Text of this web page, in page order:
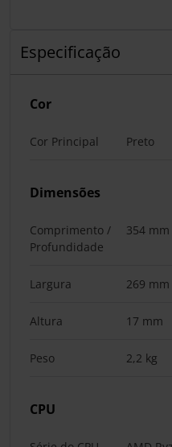
Especificação
Cor
Cor Principal Preto
Dimensões
Comprimento /
Profundidade
354 mm
Largura 269 mm
Altura 17 mm
Peso 2,2 kg
CPU